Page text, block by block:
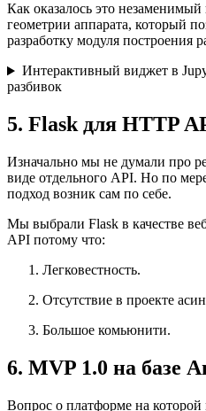
Как оказалось это
геометрии аппарата, который
разработку модуля построения
Интерактивный виджет в
разбивок
5. Flask для HTTP
Изначально мы не думали про
виде отдельного API. Но по
подход возник сам по себе.
Мы выбрали Flask в качестве
API потому что:
Легковестность.
Отсутствие в проекте
Большое комьюнити.
6. MVP 1.0 на базе
Вопрос о платформе на